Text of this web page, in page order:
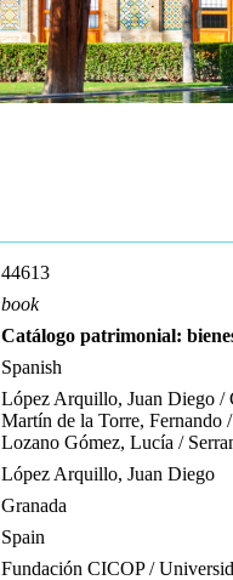
44613
book
Catálogo patrimonial:
Spanish
López Arquillo, Juan Diego /
Martín de la Torre, Fernando
Lozano Gómez, Lucía /
López Arquillo, Juan Diego
Granada
Spain
Fundación CICOP /